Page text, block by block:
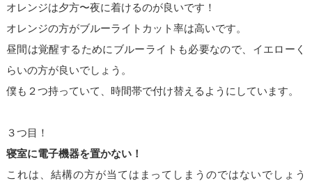
オレンジは夕方〜夜に着けるのが良いです！
オレンジの方がブルーライトカット率は高いです。
昼間は覚醒するためにブルーライトも必要なので、イエローく
らいの方が良いでしょう。
僕も２つ持っていて、時間帯で付け替えるようにしています。
３つ目！
寝室に電子機器を置かない！
これは、結構の方が当てはまってしまうのではないでしょう